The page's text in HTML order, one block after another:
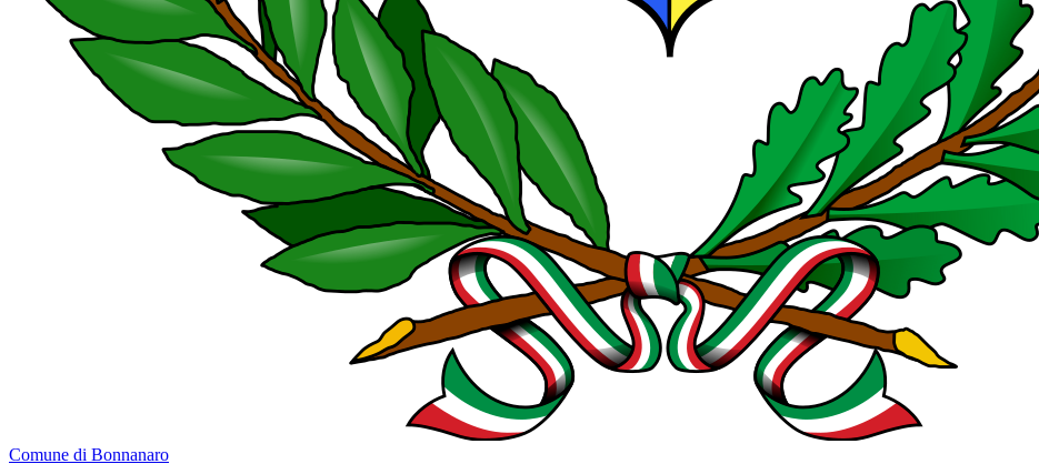
Comune di Bonnanaro